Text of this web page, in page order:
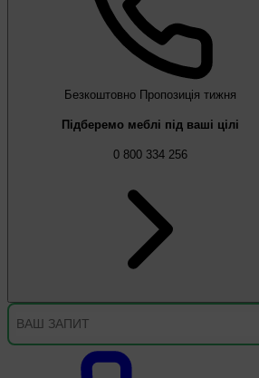
Безкоштовно Пропозиція тижня
Підберемо меблі під ваші цілі
0 800 334 256